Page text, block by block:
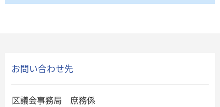
お問い合わせ先
区議会事務局 庶務係